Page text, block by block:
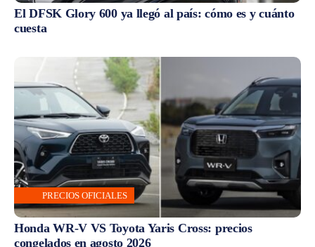
El DFSK Glory 600 ya llegó al país: cómo es y cuánto
cuesta
PRECIOS OFICIALES
Honda WR-V VS Toyota Yaris Cross: precios
congelados en agosto 2026